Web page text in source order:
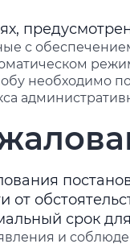
с
необходимо
от
срок
и